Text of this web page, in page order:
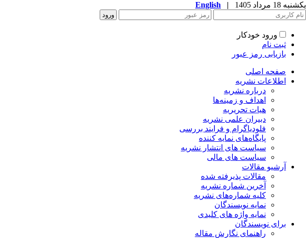
یکشنبه 18 مرداد 1405 |
English
ورود خودکار
ثبت نام
بازیابی رمز عبور
صفحه اصلی
اطلاعات نشریه
درباره نشریه
اهداف و زمینه‌ها
هیات تحریریه
دبیران علمی نشریه
فلودیاگرام و فرایند بررسی
پایگاه‌های نمایه کننده
سیاست های انتشار نشریه
سیاست های مالی
آرشیو مقالات
مقالات پذیرفته شده
آخرین شماره نشریه
کلیه شماره‌های نشریه
نمایه نویسندگان
نمایه واژه های کلیدی
برای نویسندگان
راهنمای نگارش مقاله